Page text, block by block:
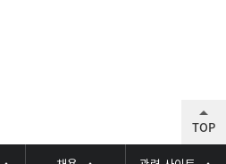
TOP